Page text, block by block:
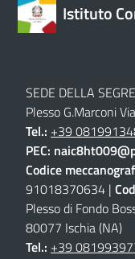
Istituto
SEDE DELLA
Plesso G.Marconi
Tel.: +39
PEC:
Codice
91018370634 |
Plesso di Fondo
80077 Ischia (NA)
Tel.: +39